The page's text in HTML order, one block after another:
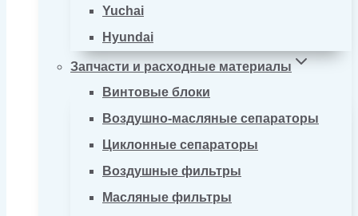
Yuchai
Hyundai
Запчасти и расходные материалы
Винтовые блоки
Воздушно-масляные сепараторы
Циклонные сепараторы
Воздушные фильтры
Масляные фильтры